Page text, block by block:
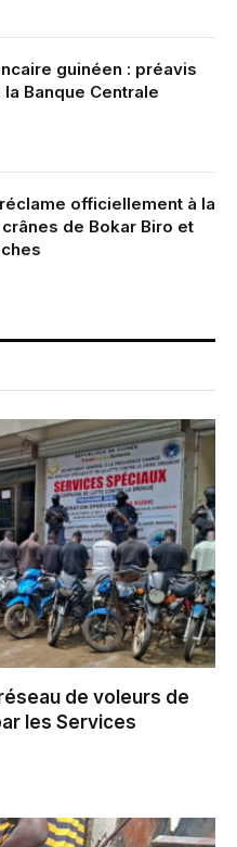
guinéen : préavis
Banque Centrale
officiellement à la
de Bokar Biro et
de voleurs de
les Services